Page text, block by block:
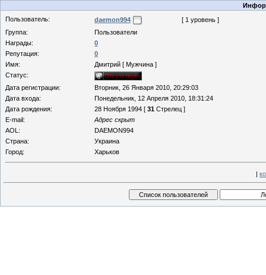
Пользователь:
daemon994
[ 1 уровень ]
Группа:
Пользователи
Награды:
0
Репутация:
0
Имя:
Дмитрий [ Мужчина ]
Статус:
Дата регистрации:
Вторник, 26 Января 2010, 20:29:03
Дата входа:
Понедельник, 12 Апреля 2010, 18:31:24
Дата рождения:
28 Ноября 1994 [ 31 Стрелец ]
E-mail:
Адрес скрыт
AOL:
DAEMON994
Страна:
Украина
Город:
Харьков
|